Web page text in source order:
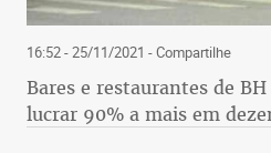
16:52 - 25/11/2021 - Compartilhe
Bares e restaurantes de
lucrar 90% a mais em